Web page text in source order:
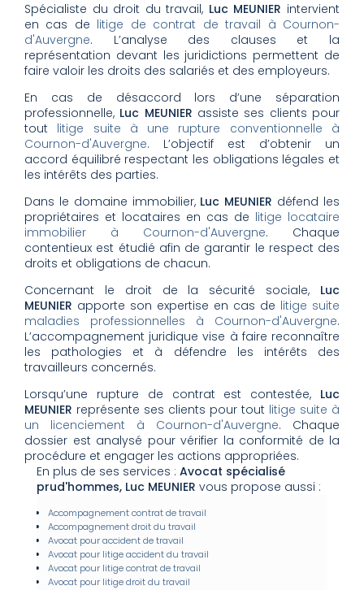
Spécialiste du droit du travail, Luc MEUNIER intervient
en cas de litige de contrat de travail à Cournon-
d'Auvergne. L’analyse des clauses et la
représentation devant les juridictions permettent de
faire valoir les droits des salariés et des employeurs.
En cas de désaccord lors d’une séparation
professionnelle, Luc MEUNIER assiste ses clients pour
tout litige suite à une rupture conventionnelle à
Cournon-d'Auvergne. L’objectif est d’obtenir un
accord équilibré respectant les obligations légales et
les intérêts des parties.
Dans le domaine immobilier, Luc MEUNIER défend les
propriétaires et locataires en cas de litige locataire
immobilier à Cournon-d'Auvergne. Chaque
contentieux est étudié afin de garantir le respect des
droits et obligations de chacun.
Concernant le droit de la sécurité sociale, Luc
MEUNIER apporte son expertise en cas de litige suite
maladies professionnelles à Cournon-d'Auvergne.
L’accompagnement juridique vise à faire reconnaître
les pathologies et à défendre les intérêts des
travailleurs concernés.
Lorsqu’une rupture de contrat est contestée, Luc
MEUNIER représente ses clients pour tout litige suite à
un licenciement à Cournon-d'Auvergne. Chaque
dossier est analysé pour vérifier la conformité de la
procédure et engager les actions appropriées.
En plus de ses services : Avocat spécialisé
prud'hommes, Luc MEUNIER vous propose aussi :
Accompagnement contrat de travail
Accompagnement droit du travail
Avocat pour accident de travail
Avocat pour litige accident du travail
Avocat pour litige contrat de travail
Avocat pour litige droit du travail